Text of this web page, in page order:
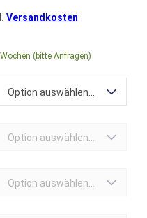
Versandkosten
(bitte Anfragen)
Option auswählen...
Option auswählen...
Option auswählen...